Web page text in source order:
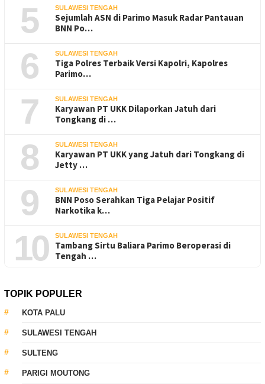
5 SULAWESI TENGAH
Sejumlah ASN di Parimo Masuk Radar Pantauan
BNN Po…
6 SULAWESI TENGAH
Tiga Polres Terbaik Versi Kapolri, Kapolres
Parimo…
7 SULAWESI TENGAH
Karyawan PT UKK Dilaporkan Jatuh dari
Tongkang di …
8 SULAWESI TENGAH
Karyawan PT UKK yang Jatuh dari Tongkang di
Jetty …
9 SULAWESI TENGAH
BNN Poso Serahkan Tiga Pelajar Positif
Narkotika k…
10 SULAWESI TENGAH
Tambang Sirtu Baliara Parimo Beroperasi di
Tengah …
TOPIK POPULER
KOTA PALU
SULAWESI TENGAH
SULTENG
PARIGI MOUTONG